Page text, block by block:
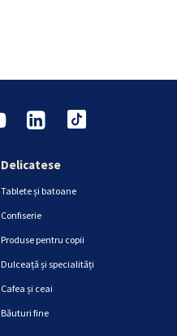
Delicatese
Tablete și batoane
Confiserie
Produse pentru copii
Dulceață și specialități
Cafea și ceai
Băuturi fine